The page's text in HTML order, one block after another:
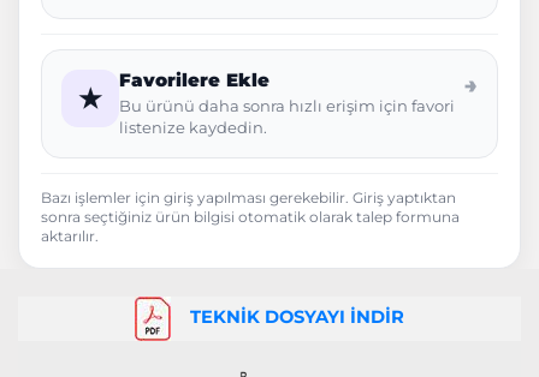
★
Favorilere Ekle
Bu ürünü daha sonra hızlı erişim için favori
listenize kaydedin.
→
Bazı işlemler için giriş yapılması gerekebilir. Giriş yaptıktan
sonra seçtiğiniz ürün bilgisi otomatik olarak talep formuna
aktarılır.
TEKNİK DOSYAYI İNDİR